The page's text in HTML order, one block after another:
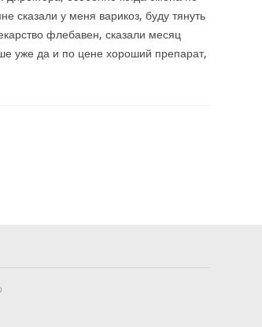
сказали у меня варикоз, буду тянуть
флебавен, сказали месяц
уже да и по цене хороший препарат,